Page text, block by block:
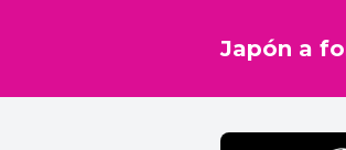
Japón a